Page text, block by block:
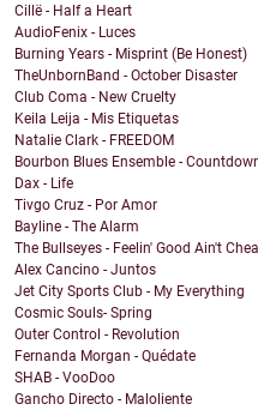
Cillë - Half a Heart
AudioFenix - Luces
Burning Years - Misprint (Be Honest)
TheUnbornBand - October Disaster
Club Coma - New Cruelty
Keila Leija - Mis Etiquetas
Natalie Clark - FREEDOM
Bourbon Blues Ensemble -
Dax - Life
Tivgo Cruz - Por Amor
Bayline - The Alarm
The Bullseyes - Feelin' Good Ain't
Alex Cancino - Juntos
Jet City Sports Club - My Everything
Cosmic Souls- Spring
Outer Control - Revolution
Fernanda Morgan - Quédate
SHAB - VooDoo
Gancho Directo - Maloliente